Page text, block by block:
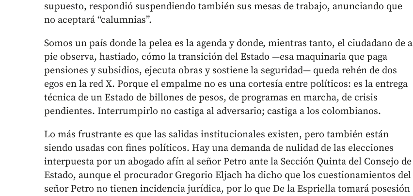
supuesto, respondió suspendiendo también sus mesas de trabajo, anunciando que
no aceptará “calumnias”.
Somos un país donde la pelea es la agenda y donde, mientras tanto, el ciudadano de a
pie observa, hastiado, cómo la transición del Estado —esa maquinaria que paga
pensiones y subsidios, ejecuta obras y sostiene la seguridad— queda rehén de dos
egos en la red X. Porque el empalme no es una cortesía entre políticos: es la entrega
técnica de un Estado de billones de pesos, de programas en marcha, de crisis
pendientes. Interrumpirlo no castiga al adversario; castiga a los colombianos.
Lo más frustrante es que las salidas institucionales existen, pero también están
siendo usadas con fines políticos. Hay una demanda de nulidad de las elecciones
interpuesta por un abogado afín al señor Petro ante la Sección Quinta del Consejo de
Estado, aunque el procurador Gregorio Eljach ha dicho que los cuestionamientos del
señor Petro no tienen incidencia jurídica, por lo que De la Espriella tomará posesión